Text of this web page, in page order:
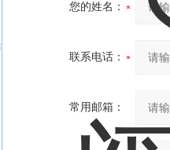
您的姓名：
联系电话：
常用邮箱：